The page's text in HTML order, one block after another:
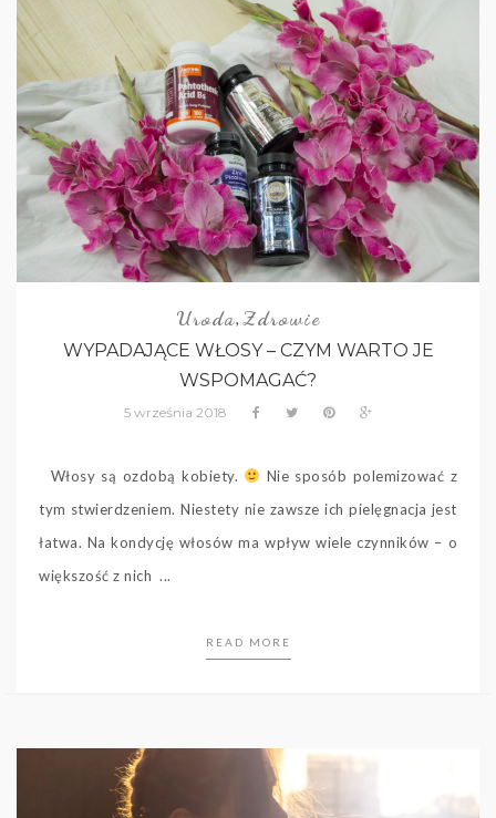
Uroda, Zdrowie
WYPADAJĄCE WŁOSY – CZYM WARTO JE
WSPOMAGAĆ?
5 września 2018
Włosy są ozdobą kobiety.
Nie sposób polemizować z
tym stwierdzeniem. Niestety nie zawsze ich pielęgnacja jest
łatwa. Na kondycję włosów ma wpływ wiele czynników – o
większość z nich ...
READ MORE